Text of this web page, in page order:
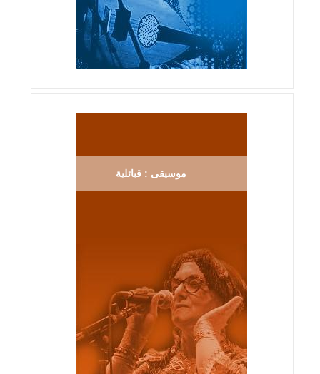
موسيقى : قبائلية